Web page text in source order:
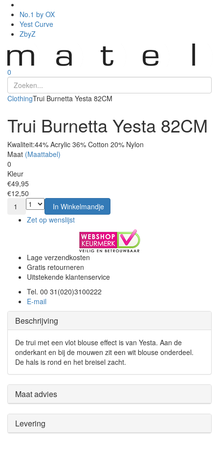
No.1 by OX
Yest Curve
ZbyZ
0
ClothingTrui Burnetta Yesta 82CM
Trui Burnetta Yesta 82CM
Kwaliteit:44% Acrylic 36% Cotton 20% Nylon
Maat (Maattabel)
0
Kleur
€49,95
€12,50
1
In Winkelmandje
Zet op wenslijst
Lage verzendkosten
Gratis retourneren
Uitstekende klantenservice
Tel. 00 31(020)3100222
E-mail
Beschrijving
De trui met een vlot blouse effect is van Yesta. Aan de
onderkant en bij de mouwen zit een wit blouse onderdeel.
De hals is rond en het breisel zacht.
Maat advies
Levering